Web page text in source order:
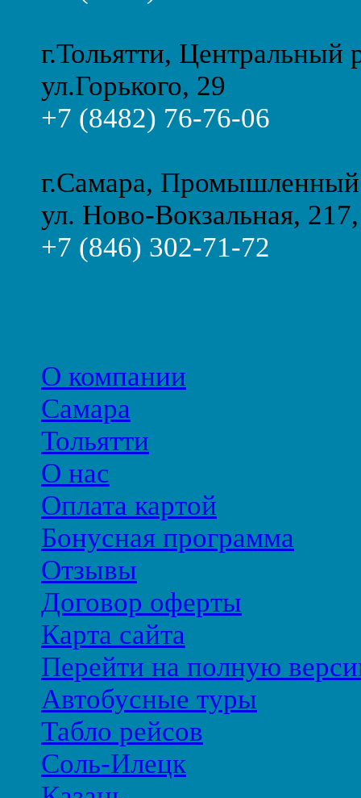
г.Тольятти, Центральный
ул.Горького, 29
+7 (8482) 76-76-06
г.Самара,
ул. Ново-Вокзальная,
+7 (846) 302-71-72
О компании
Самара
Тольятти
О нас
Оплата картой
Бонусная программа
Отзывы
Договор оферты
Карта сайта
Перейти на полную
Автобусные туры
Табло рейсов
Соль-Илецк